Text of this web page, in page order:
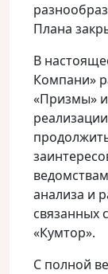
Плана
В
Компани»
«Призмы»
анализа и
связанных
«Кумтор».
С полной